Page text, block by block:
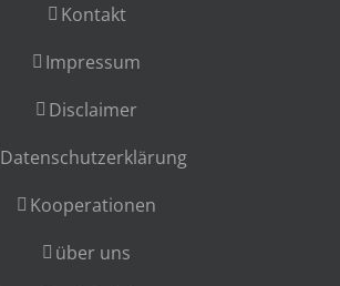
Kontakt
Impressum
Disclaimer
Datenschutzerklärung
Kooperationen
über uns